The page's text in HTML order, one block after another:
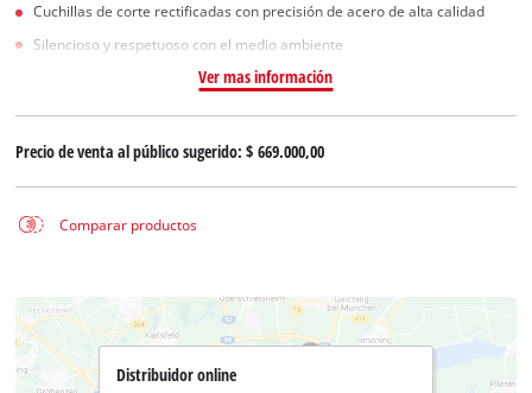
Cuchillas de corte rectificadas con precisión de acero de alta calidad
Silencioso y respetuoso con el medio ambiente
Ver mas información
Precio de venta al público sugerido:$ 669.000,00
Comparar productos
Distribuidor online